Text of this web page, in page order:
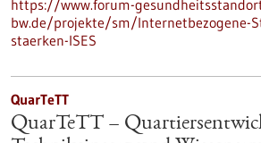
https://www.forum-
bw.de/projekte/sm/Internetbezogene-
staerken-ISES
QuarTeTT
QuarTeTT –